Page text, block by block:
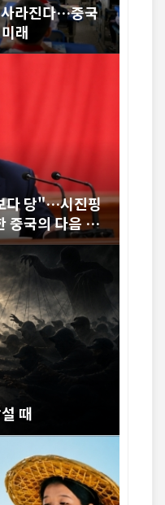
라진다…중국
래
다 당"…시진핑
중국의 다음 1
때